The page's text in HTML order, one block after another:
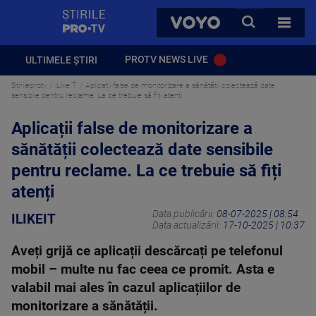
VOYO
CAUTA
TOATE
ULTIMELE ȘTIRI PROTV NEWS LIVE
Stirileprotv iLikeIT
Aplicații false de monitorizare a sănătății colectează date
sensibile pentru reclame. La ce trebuie să fiți atenți
Aplicații false de monitorizare a
sănătății colectează date sensibile
pentru reclame. La ce trebuie să fiți
atenți
ILIKEIT Data publicării: 08-07-2025 | 08:54
Data actualizării: 17-10-2025 | 10:37
Aveți grijă ce aplicații descărcați pe telefonul
mobil – multe nu fac ceea ce promit. Asta e
valabil mai ales în cazul aplicațiilor de
monitorizare a sănătății.